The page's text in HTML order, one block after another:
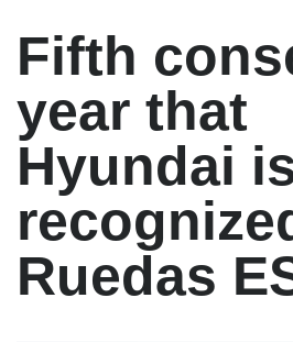
Fifth
year that
Hyundai
Ruedas